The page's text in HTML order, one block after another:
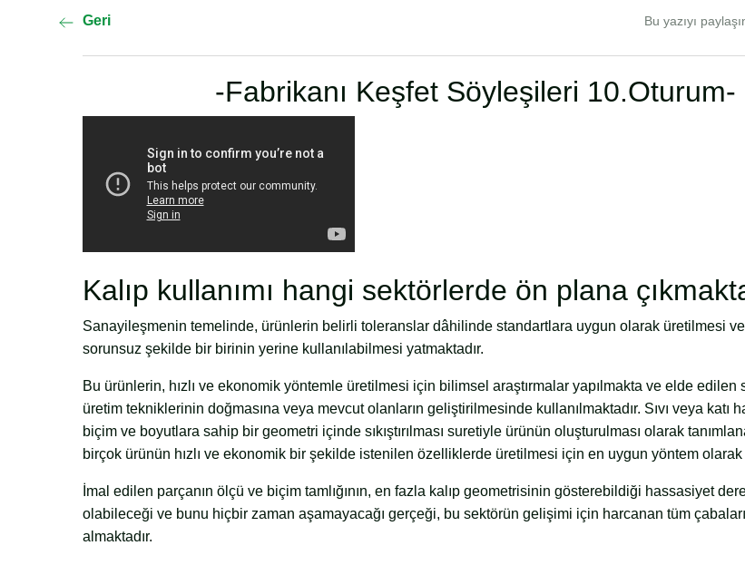
Geri Bu yazıyı
-Fabrikanı Keşfet Söyleşileri 10.Oturum-
Kalıp kullanımı hangi sektörlerde ön plana
Sanayileşmenin temelinde, ürünlerin belirli toleranslar dâhilinde standartlara uygun olarak üretilmesi
sorunsuz şekilde bir birinin yerine kullanılabilmesi yatmaktadır.
Bu ürünlerin, hızlı ve ekonomik yöntemle üretilmesi için bilimsel araştırmalar yapılmakta ve elde edilen
üretim tekniklerinin doğmasına veya mevcut olanların geliştirilmesinde kullanılmaktadır. Sıvı veya katı
biçim ve boyutlara sahip bir geometri içinde sıkıştırılması suretiyle ürünün oluşturulması olarak
birçok ürünün hızlı ve ekonomik bir şekilde istenilen özelliklerde üretilmesi için en uygun yöntem olarak
İmal edilen parçanın ölçü ve biçim tamlığının, en fazla kalıp geometrisinin gösterebildiği hassasiyet
olabileceği ve bunu hiçbir zaman aşamayacağı gerçeği, bu sektörün gelişimi için harcanan tüm
almaktadır.